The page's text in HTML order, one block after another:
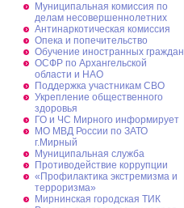
Муниципальная комиссия по
делам несовершеннолетних
Антинаркотическая комиссия
Опека и попечительство
Обучение иностранных граждан
ОСФР по Архангельской
области и НАО
Поддержка участникам СВО
Укрепление общественного
здоровья
ГО и ЧС Мирного информирует
МО МВД России по ЗАТО
г.Мирный
Муниципальная cлужба
Противодействие коррупции
«Профилактика экстремизма и
терроризма»
Мирнинская городская ТИК